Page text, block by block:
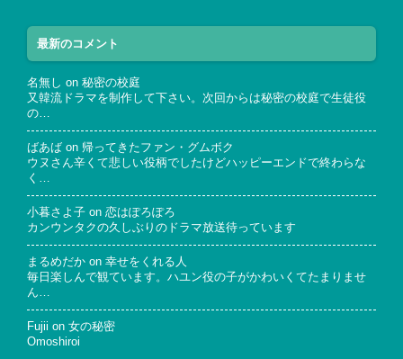
最新のコメント
名無し on 秘密の校庭
又韓流ドラマを制作して下さい。次回からは秘密の校庭で生徒役
の…
ばあば on 帰ってきたファン・グムボク
ウヌさん辛くて悲しい役柄でしたけどハッピーエンドで終わらな
く…
小暮さよ子 on 恋はぽろぽろ
カンウンタクの久しぶりのドラマ放送待っています
まるめだか on 幸せをくれる人
毎日楽しんで観ています。ハユン役の子がかわいくてたまりませ
ん…
Fujii on 女の秘密
Omoshiroi